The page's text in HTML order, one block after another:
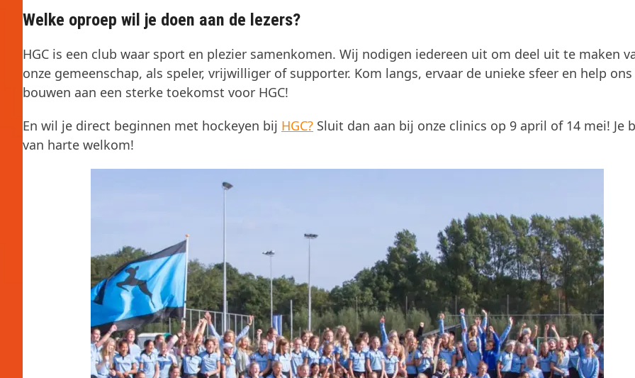
Welke oproep wil je doen aan de lezers?
HGC is een club waar sport en plezier samenkomen. Wij nodigen iedereen uit om deel uit te maken
onze gemeenschap, als speler, vrijwilliger of supporter. Kom langs, ervaar de unieke sfeer en help ons
bouwen aan een sterke toekomst voor HGC!
En wil je direct beginnen met hockeyen bij HGC? Sluit dan aan bij onze clinics op 9 april of 14 mei! Je
van harte welkom!